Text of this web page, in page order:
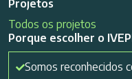
Projetos
Todos os projetos
Porque escolher o
Somos reconhecidos